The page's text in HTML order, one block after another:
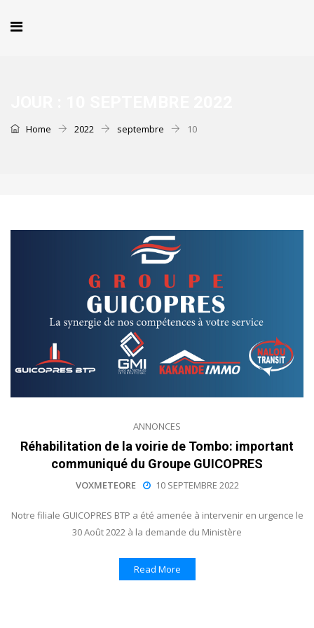
Home 2022 septembre 10
ANNONCES
Réhabilitation de la voirie de Tombo: important
communiqué du Groupe GUICOPRES
VOXMETEORE 10 SEPTEMBRE 2022
Notre filiale GUICOPRES BTP a été amenée à intervenir en urgence le
30 Août 2022 à la demande du Ministère
Read More